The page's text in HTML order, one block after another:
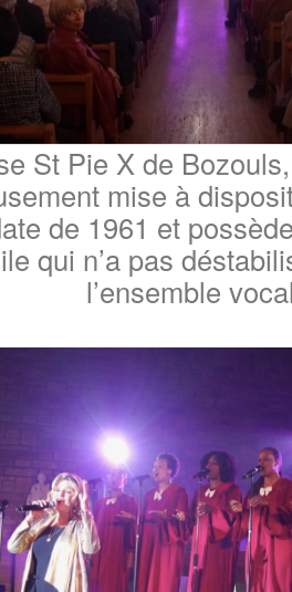
St Pie X de
mise à
de 1961 et
qui n’a pas
l’ensemble